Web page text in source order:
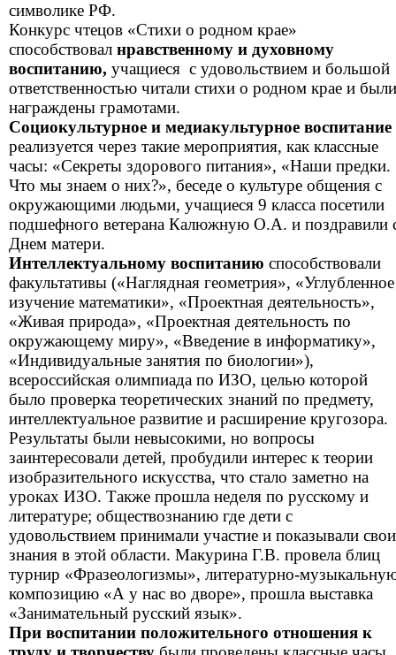
символике РФ.
Конкурс чтецов «Стихи о родном крае»
способствовал нравственному и духовному
воспитанию, учащиеся с удовольствием и большой
ответственностью читали стихи о родном крае и были
награждены грамотами.
Социокультурное и медиакультурное воспитание
реализуется через такие мероприятия, как классные
часы: «Секреты здорового питания», «Наши предки.
Что мы знаем о них?», беседе о культуре общения с
окружающими людьми, учащиеся 9 класса посетили
подшефного ветерана Калюжную О.А. и поздравили
Днем матери.
Интеллектуальному воспитанию способствовали
факультативы («Наглядная геометрия», «Углубленное
изучение математики», «Проектная деятельность»,
«Живая природа», «Проектная деятельность по
окружающему миру», «Введение в информатику»,
«Индивидуальные занятия по биологии»),
всероссийская олимпиада по ИЗО, целью которой
было проверка теоретических знаний по предмету,
интеллектуальное развитие и расширение кругозора.
Результаты были невысокими, но вопросы
заинтересовали детей, пробудили интерес к теории
изобразительного искусства, что стало заметно на
уроках ИЗО. Также прошла неделя по русскому и
литературе; обществознанию где дети с
удовольствием принимали участие и показывали свои
знания в этой области. Макурина Г.В. провела блиц
турнир «Фразеологизмы», литературно-
композицию «А у нас во дворе», прошла выставка
«Занимательный русский язык».
При воспитании положительного отношения к